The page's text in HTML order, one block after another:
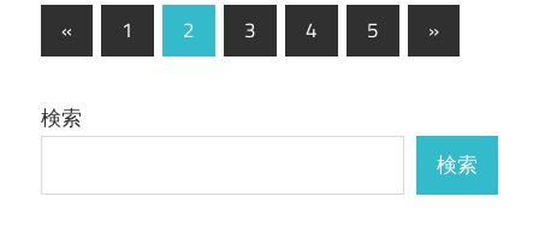
投
稿
の
«
の
記
事
1 2 3 4 5
次
の
事
»
検索
検索